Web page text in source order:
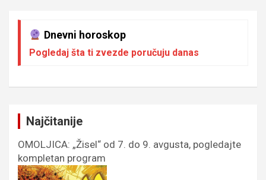
Dnevni horoskop
Pogledaj šta ti zvezde poručuju danas
Najčitanije
OMOLJICA: „Žisel“ od 7. do 9. avgusta, pogledajte
kompletan program